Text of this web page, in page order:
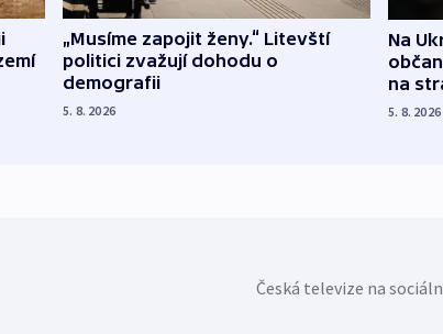
„Musíme zapojit ženy.“ Litevští
politici zvažují dohodu o
demografii
5. 8. 2026
Na
na
5. 8. 2026
Česká televize na